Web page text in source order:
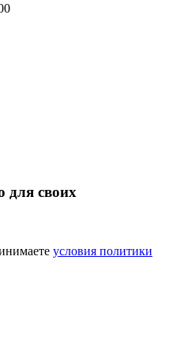
для своих
условия политики